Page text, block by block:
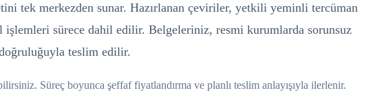
tek merkezden sunar. Hazırlanan çeviriler, yetkili yeminli tercüman
işlemleri sürece dahil edilir. Belgeleriniz, resmi kurumlarda sorunsuz
teslim edilir.
Süreç boyunca şeffaf fiyatlandırma ve planlı teslim anlayışıyla ilerlenir.